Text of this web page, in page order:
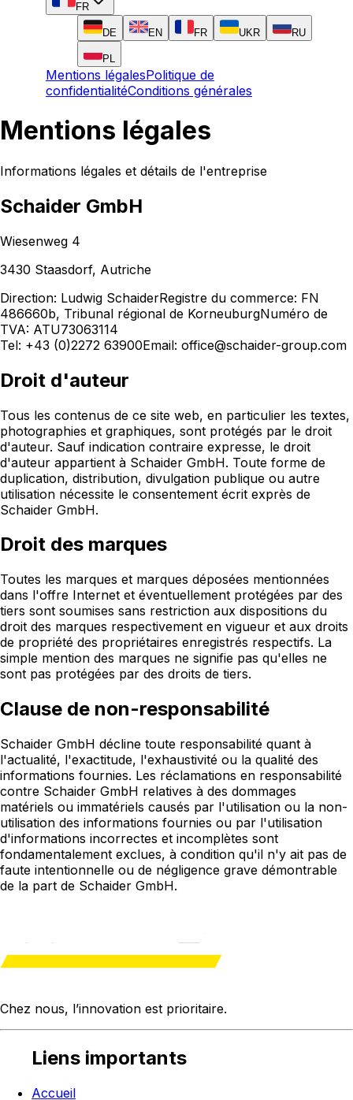
FR
DE EN FR UKR RU
PL
Mentions légalesPolitique de
confidentialitéConditions générales
Mentions légales
Informations légales et détails de l'entreprise
Schaider GmbH
Wiesenweg 4
3430 Staasdorf, Autriche
Direction: Ludwig SchaiderRegistre du commerce: FN
486660b, Tribunal régional de KorneuburgNuméro de
TVA: ATU73063114
Tel: +43 (0)2272 63900Email: office@schaider-group.com
Droit d'auteur
Tous les contenus de ce site web, en particulier les textes,
photographies et graphiques, sont protégés par le droit
d'auteur. Sauf indication contraire expresse, le droit
d'auteur appartient à Schaider GmbH. Toute forme de
duplication, distribution, divulgation publique ou autre
utilisation nécessite le consentement écrit exprès de
Schaider GmbH.
Droit des marques
Toutes les marques et marques déposées mentionnées
dans l'offre Internet et éventuellement protégées par des
tiers sont soumises sans restriction aux dispositions du
droit des marques respectivement en vigueur et aux droits
de propriété des propriétaires enregistrés respectifs. La
simple mention des marques ne signifie pas qu'elles ne
sont pas protégées par des droits de tiers.
Clause de non-responsabilité
Schaider GmbH décline toute responsabilité quant à
l'actualité, l'exactitude, l'exhaustivité ou la qualité des
informations fournies. Les réclamations en responsabilité
contre Schaider GmbH relatives à des dommages
matériels ou immatériels causés par l'utilisation ou la non-
utilisation des informations fournies ou par l'utilisation
d'informations incorrectes et incomplètes sont
fondamentalement exclues, à condition qu'il n'y ait pas de
faute intentionnelle ou de négligence grave démontrable
de la part de Schaider GmbH.
Chez nous, l’innovation est prioritaire.
Liens importants
Accueil